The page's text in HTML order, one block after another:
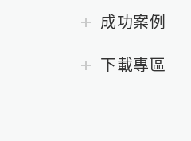
成功案例
下載專區